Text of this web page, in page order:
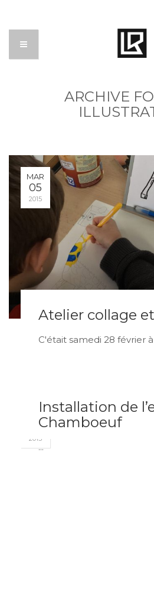
ARCHIVE
MAR
05
2015
Atelier collage
C'était samedi 28 février
FÉV
23
2015
Installation de
Chamboeuf
...